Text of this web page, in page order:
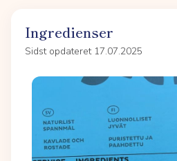
Ingredienser
Sidst opdateret 17.07.2025